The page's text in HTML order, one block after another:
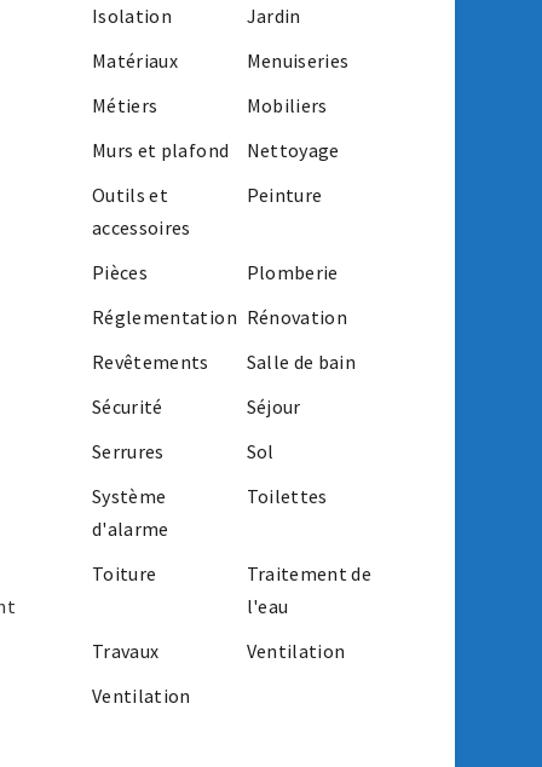
Isolation
Jardin
Matériaux
Menuiseries
Métiers
Mobiliers
Murs et plafond
Nettoyage
Outils et
accessoires
Peinture
Pièces
Plomberie
Réglementation Rénovation
Revêtements
Salle de bain
Sécurité
Séjour
Serrures
Sol
Système
d'alarme
Toilettes
Toiture
Traitement de
l'eau
Travaux
Ventilation
Ventilation